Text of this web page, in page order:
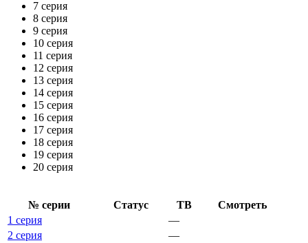
7 серия
8 серия
9 серия
10 серия
11 серия
12 серия
13 серия
14 серия
15 серия
16 серия
17 серия
18 серия
19 серия
20 серия
№ се­рии Ста­тус ТВ
Смот­реть
1 серия
—
2 серия
—